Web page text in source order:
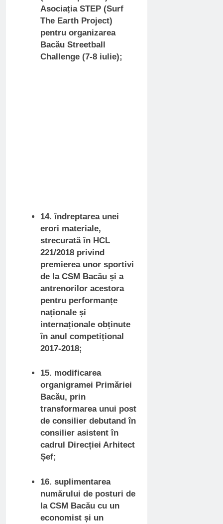
Asociația STEP (Surf
The Earth Project)
pentru organizarea
Bacău Streetball
Challenge (7-8 iulie);
14. îndreptarea unei
erori materiale,
strecurată în HCL
221/2018 privind
premierea unor sportivi
de la CSM Bacău și a
antrenorilor acestora
pentru performanțe
naționale și
internaționale obținute
în anul competițional
2017-2018;
15. modificarea
organigramei Primăriei
Bacău, prin
transformarea unui post
de consilier debutand în
consilier asistent în
cadrul Direcției Arhitect
Șef;
16. suplimentarea
numărului de posturi de
la CSM Bacău cu un
economist și un